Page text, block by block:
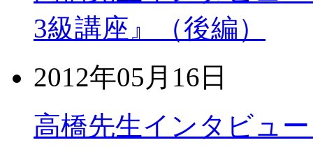
3級講座』（後編）
2012年05月16日
高橋先生インタビュ